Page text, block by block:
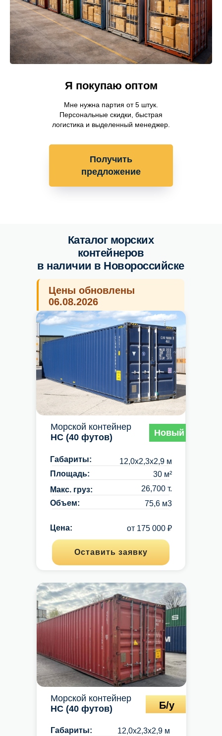
Я покупаю оптом
Мне нужна партия от 5 штук.
Персональные скидки, быстрая
логистика и выделенный менеджер.
Получить
предложение
Каталог морских
контейнеров
в наличии в Новороссийске
Цены обновлены
06.08.2026
Морской контейнер
HC (40 футов)
Габариты:
12,0х2,3х2,9 м
Объем: 75,6 м3
Морской контейнер
HC (40 футов)
Габариты:
12,0х2,3х2,9 м
Площадь:
30 м²
Макс. груз:
26,700 т.
Цена: от 175 000 ₽
Объем: 75,6 м3
Оставить заявку
Новый
Б/у